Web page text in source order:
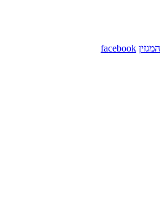
המגזין facebook